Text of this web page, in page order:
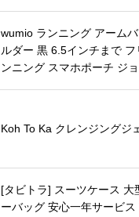
wumio ランニング アーム
ルダー 黒 6.5インチまで フ
ンニング スマホポーチ ジョ
Koh To Ka クレンジングジ
[タビトラ] スーツケース 大
ーバッグ 安心一年サービス